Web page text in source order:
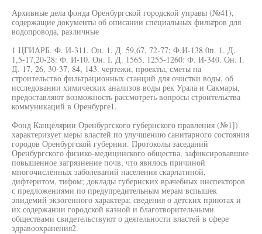
Архивные дела фонда Оренбургской городской управы (№41),
содержащие документы об описании специальных фильтров для
водопровода, различные
1 ЦГИАРБ. Ф. И-311. Он. 1. Д. 59,67, 72-77; Ф.И-138.0п. 1. Д.
1,5-17,20-28: Ф. И-10. Он. I. Д. 1565, 1255-1260: Ф. И-340. Он. I.
Д. 17, 26, 30-37, 84, 143. чертежи, проекты, сметы на
строительство фильтрационных станций для очистки воды, об
исследовании химических анализов воды рек Урала и Сакмары,
предоставляют возможность рассмотреть вопросы строительства
коммуникаций в Оренбурге1.
Фонд Канцелярии Оренбургского губернского правления (№1])
характеризует меры властей по улучшению санитарного состояния
городов Оренбургской губернии. Протоколы заседаний
Оренбургского физико-медицинского общества, зафиксировавшие
повышенное загрязнение почв, что явилось причиной
многочисленных заболеваний населения скарлатиной,
дифтеритом, тифом; доклады губернских врачебных инспекторов
с предложениями по предупредительным мерам вспышек
эпидемий экзогенного характера; сведения о детских приютах и
их содержании городской казной и благотворительными
обществами свидетельствуют о деятельности властей в сфере
здравоохранения2.